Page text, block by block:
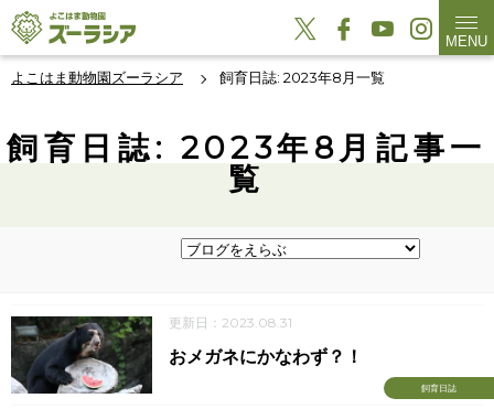
MENU
よこはま動物園ズーラシア 飼育日誌: 2023年8月一覧
飼育日誌: 2023年8月記事一
覧
更新日：2023.08.31
飼育日誌
おメガネにかなわず？！